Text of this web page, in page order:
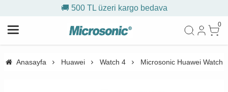
🚚 500 TL üzeri kargo bedava
0
Anasayfa Huawei Watch 4 Microsonic Huawei Watch